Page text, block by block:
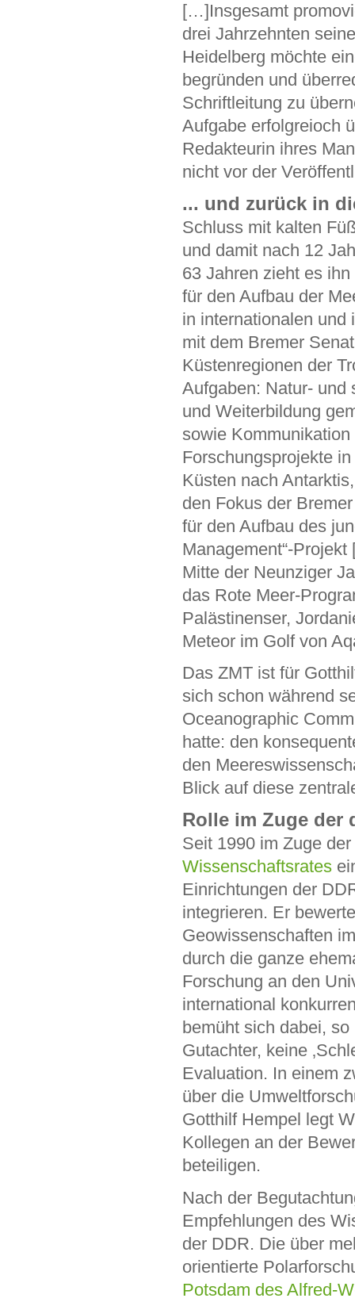
[…]Insgesamt
drei Jahrzehnten
Heidelberg möchte
begründen und
Schriftleitung zu
Aufgabe erfolgreioch
Redakteurin ihres
nicht vor der
... und zurück in
Schluss mit kalten
und damit nach 12
63 Jahren zieht es
für den Aufbau der
in internationalen und
mit dem Bremer
Küstenregionen der
Aufgaben: Natur- und
und Weiterbildung
sowie
Forschungsprojekte
Küsten nach
den Fokus der
für den Aufbau des
Management“-
Mitte der Neunziger
das Rote Meer-
Palästinenser,
Meteor im Golf von
Das ZMT ist für
sich schon während
Oceanographic
hatte: den
den
Blick auf diese
Rolle im Zuge der
Seit 1990 im Zuge
Wissenschaftsrates
Einrichtungen der
integrieren. Er
Geowissenschaften
durch die ganze
Forschung an den
international
bemüht sich dabei,
Gutachter, keine
Evaluation. In einem
über die
Gotthilf Hempel legt
Kollegen an der
beteiligen.
Nach der
Empfehlungen des
der DDR. Die über
orientierte
Potsdam des Alfred-